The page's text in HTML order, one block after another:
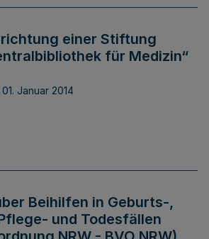
einer Stiftung
für Medizin“
Januar 2014
Beihilfen in Geburts-,
und Todesfällen